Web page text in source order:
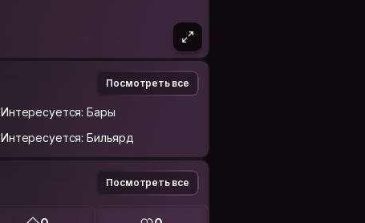
Посмотреть все
Интересуется: Бары
Интересуется: Бильярд
Посмотреть все